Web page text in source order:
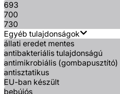
693
700
730
Egyéb tulajdonságok
állati eredet mentes
antibakteriális tulajdonságú
antimikrobiális (gombapusztító)
antisztatikus
EU-ban készült
bebújós